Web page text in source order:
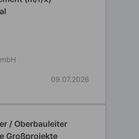
09.07.2026
/ Oberbauleiter
Großprojekte